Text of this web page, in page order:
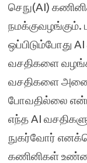
செநு(AI)
ஒப்பிடும்போது
வசதிகளை
வசதிகளை
போவதில்லை
எந்த AI
நுகர்வோர்
கணினிகள்